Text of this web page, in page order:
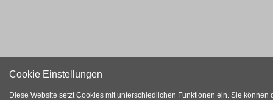
Cookie Einstellungen
Diese Website setzt Cookies mit unterschiedlichen Funktionen ein. Sie können